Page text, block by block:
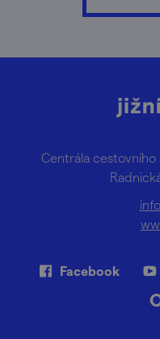
Centrála cestovního
Facebook